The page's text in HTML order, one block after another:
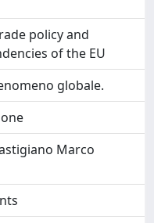
policy and
of the EU
globale.
Marco